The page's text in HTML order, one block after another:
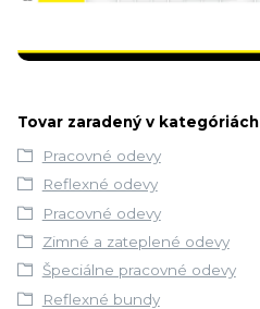
Tovar zaradený v kategóriách
Pracovné odevy
Reflexné odevy
Pracovné odevy
Zimné a zateplené odevy
Špeciálne pracovné odevy
Reflexné bundy